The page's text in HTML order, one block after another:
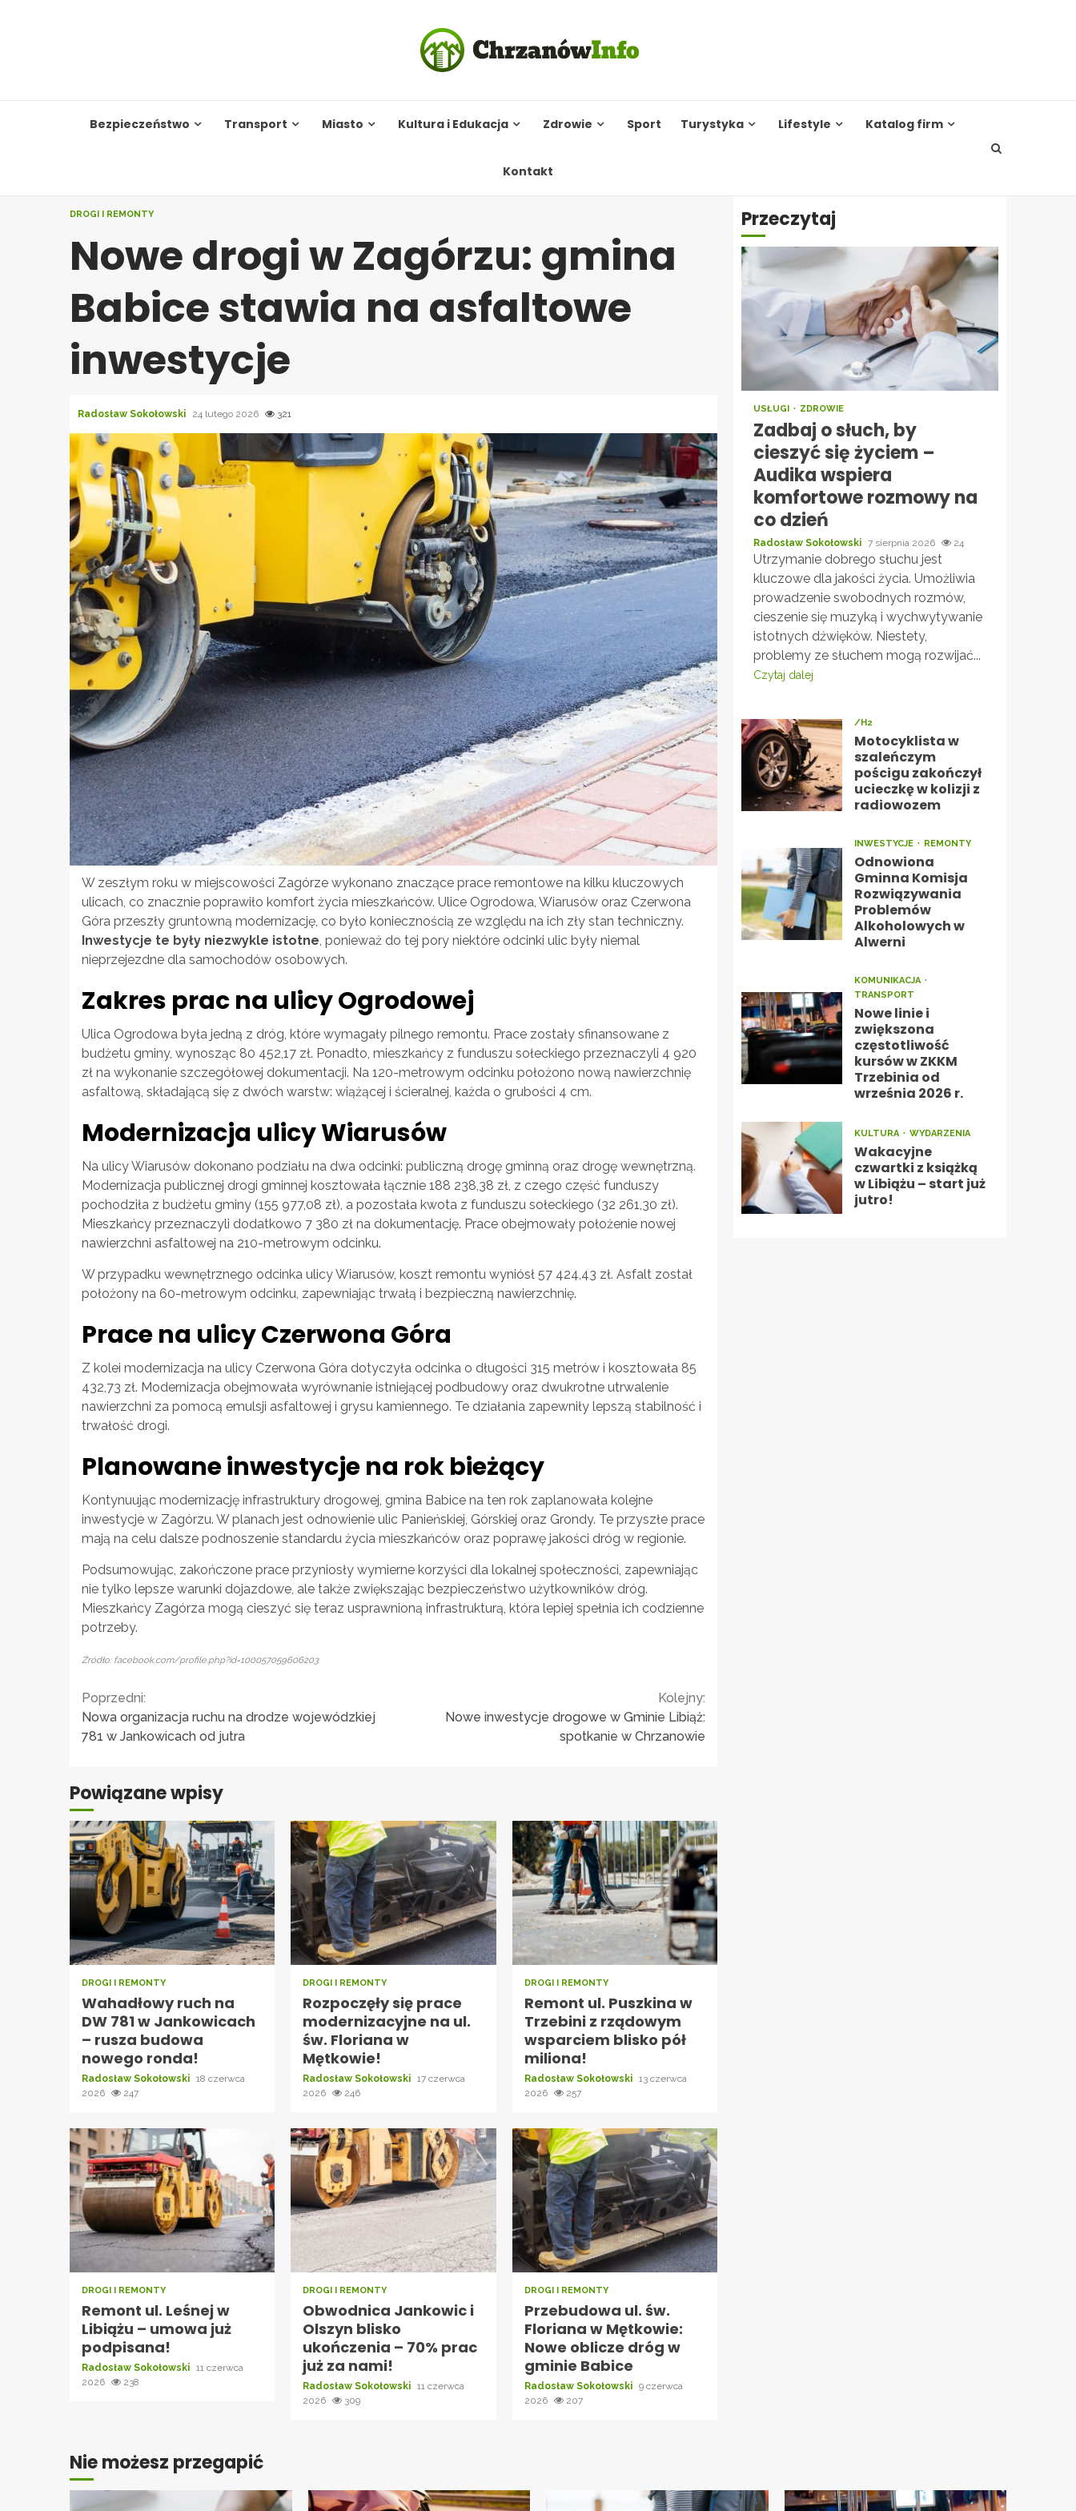
Bezpieczeństwo Transport Miasto Kultura i Edukacja Zdrowie Sport Turystyka Lifestyle Katalog firm
Kontakt
DROGI I REMONTY
Nowe drogi w Zagórzu: gmina
Babice stawia na asfaltowe
inwestycje
Radosław Sokołowski 24 lutego 2026 321
W zeszłym roku w miejscowości Zagórze wykonano znaczące prace remontowe na kilku kluczowych
ulicach, co znacznie poprawiło komfort życia mieszkańców. Ulice Ogrodowa, Wiarusów oraz Czerwona
Góra przeszły gruntowną modernizację, co było koniecznością ze względu na ich zły stan techniczny.
Inwestycje te były niezwykle istotne , ponieważ do tej pory niektóre odcinki ulic były niemal
nieprzejezdne dla samochodów osobowych.
Zakres prac na ulicy Ogrodowej
Ulica Ogrodowa była jedną z dróg, które wymagały pilnego remontu. Prace zostały sfinansowane z
budżetu gminy, wynosząc 80 452,17 zł. Ponadto, mieszkańcy z funduszu sołeckiego przeznaczyli 4 920
zł na wykonanie szczegółowej dokumentacji. Na 120-metrowym odcinku położono nową nawierzchnię
asfaltową, składającą się z dwóch warstw: wiążącej i ścieralnej, każda o grubości 4 cm.
Modernizacja ulicy Wiarusów
Na ulicy Wiarusów dokonano podziału na dwa odcinki: publiczną drogę gminną oraz drogę wewnętrzną.
Modernizacja publicznej drogi gminnej kosztowała łącznie 188 238,38 zł, z czego część funduszy
pochodziła z budżetu gminy (155 977,08 zł), a pozostała kwota z funduszu sołeckiego (32 261,30 zł).
Mieszkańcy przeznaczyli dodatkowo 7 380 zł na dokumentację. Prace obejmowały położenie nowej
nawierzchni asfaltowej na 210-metrowym odcinku.
W przypadku wewnętrznego odcinka ulicy Wiarusów, koszt remontu wyniósł 57 424,43 zł. Asfalt został
położony na 60-metrowym odcinku, zapewniając trwałą i bezpieczną nawierzchnię.
Prace na ulicy Czerwona Góra
Z kolei modernizacja na ulicy Czerwona Góra dotyczyła odcinka o długości 315 metrów i kosztowała 85
432,73 zł. Modernizacja obejmowała wyrównanie istniejącej podbudowy oraz dwukrotne utrwalenie
nawierzchni za pomocą emulsji asfaltowej i grysu kamiennego. Te działania zapewniły lepszą stabilność i
trwałość drogi.
Planowane inwestycje na rok bieżący
Kontynuując modernizację infrastruktury drogowej, gmina Babice na ten rok zaplanowała kolejne
inwestycje w Zagórzu. W planach jest odnowienie ulic Panieńskiej, Górskiej oraz Grondy. Te przyszłe prace
mają na celu dalsze podnoszenie standardu życia mieszkańców oraz poprawę jakości dróg w regionie.
Podsumowując, zakończone prace przyniosły wymierne korzyści dla lokalnej społeczności, zapewniając
nie tylko lepsze warunki dojazdowe, ale także zwiększając bezpieczeństwo użytkowników dróg.
Mieszkańcy Zagórza mogą cieszyć się teraz usprawnioną infrastrukturą, która lepiej spełnia ich codzienne
potrzeby.
Źródło: facebook.com/profile.php?id=100057059606203
Continue
Reading
Poprzedni:
Nowa organizacja ruchu na drodze wojewódzkiej
781 w Jankowicach od jutra
Kolejny:
Nowe inwestycje drogowe w Gminie Libiąż:
spotkanie w Chrzanowie
Powiązane wpisy
DROGI I REMONTY
Wahadłowy ruch na
DW 781 w Jankowicach
– rusza budowa
nowego ronda!
Radosław Sokołowski 18 czerwca
2026
247
DROGI I REMONTY
Rozpoczęły się prace
modernizacyjne na ul.
św. Floriana w
Mętkowie!
Radosław Sokołowski 17 czerwca
2026
246
DROGI I REMONTY
Remont ul. Puszkina w
Trzebini z rządowym
wsparciem blisko pół
miliona!
Radosław Sokołowski 13 czerwca
2026
257
DROGI I REMONTY
Remont ul. Leśnej w
Libiążu – umowa już
podpisana!
Radosław Sokołowski 11 czerwca
2026
238
DROGI I REMONTY
Obwodnica Jankowic i
Olszyn blisko
ukończenia – 70% prac
już za nami!
Radosław Sokołowski 11 czerwca
2026
309
DROGI I REMONTY
Przebudowa ul. św.
Floriana w Mętkowie:
Nowe oblicze dróg w
gminie Babice
Radosław Sokołowski 9 czerwca
2026
207
Przeczytaj
USŁUGI ZDROWIE
Zadbaj o słuch, by
cieszyć się życiem –
Audika wspiera
komfortowe rozmowy na
co dzień
Radosław Sokołowski 7 sierpnia 2026 24
Utrzymanie dobrego słuchu jest
kluczowe dla jakości życia. Umożliwia
prowadzenie swobodnych rozmów,
cieszenie się muzyką i wychwytywanie
istotnych dźwięków. Niestety,
problemy ze słuchem mogą rozwijać...
Czytaj dalej
/H2
Motocyklista w
szaleńczym
pościgu zakończył
ucieczkę w kolizji z
radiowozem
INWESTYCJE REMONTY
Odnowiona
Gminna Komisja
Rozwiązywania
Problemów
Alkoholowych w
Alwerni
KOMUNIKACJA
TRANSPORT
Nowe linie i
zwiększona
częstotliwość
kursów w ZKKM
Trzebinia od
września 2026 r.
KULTURA WYDARZENIA
Wakacyjne
czwartki z książką
w Libiążu – start już
jutro!
Nie możesz przegapić